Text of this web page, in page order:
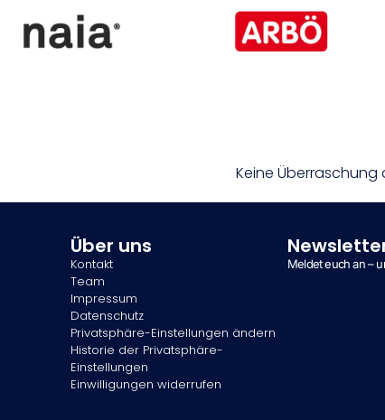
Keine Überraschung
Über uns
Kontakt
Team
Impressum
Datenschutz
Privatsphäre-Einstellungen ändern
Historie der Privatsphäre-
Einstellungen
Einwilligungen widerrufen
Meldet euch an –